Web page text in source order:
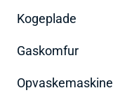
Kogeplade
Gaskomfur
Opvaskemaskine